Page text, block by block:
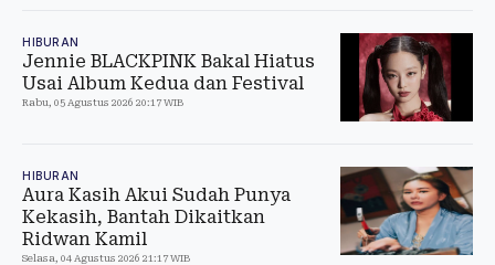
HIBURAN
Jennie BLACKPINK Bakal Hiatus
Usai Album Kedua dan Festival
Rabu, 05 Agustus 2026 20:17 WIB
HIBURAN
Aura Kasih Akui Sudah Punya
Kekasih, Bantah Dikaitkan
Ridwan Kamil
Selasa, 04 Agustus 2026 21:17 WIB